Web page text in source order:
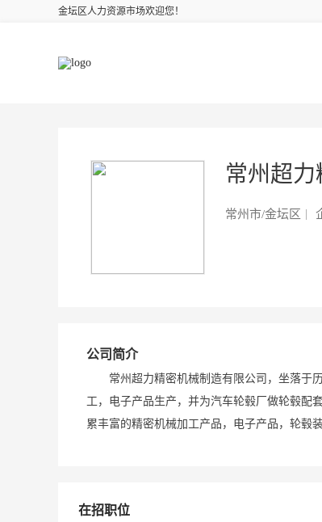
金坛区人力资源市场欢迎您！
常州超力
常州市/金坛区
公司简介
常州超力精密机械制造有限公司，坐落于
工，电子产品生产，并为汽车轮毂厂做轮毂配
累丰富的精密机械加工产品，电子产品，轮毂
在招职位